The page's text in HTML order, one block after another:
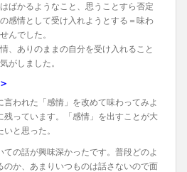
ばかるようなこと、思うことすら否定
感情として受け入れようとする＝味わ
んでした。
、ありのままの自分を受け入れること
がしました。
言われた「感情」を改めて味わってみよ
残っています。「感情」を出すことが大
と思った。
ての話が興味深かったです。普段どのよ
のか、あまりいつものは話さないので面